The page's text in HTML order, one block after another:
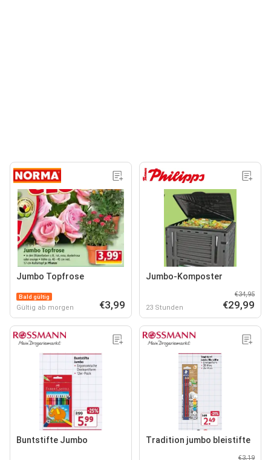
Jumbo Topfrose
Bald gültig
Gültig ab morgen €3,99
Jumbo-Komposter
23 Stunden
€34,95
€29,99
Buntstifte Jumbo Tradition jumbo bleistifte
€3,19